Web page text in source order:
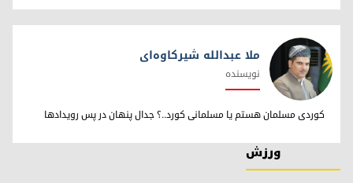
ملا عبدالله شیرکاوه‌ای
ملا عبدالله شیرکاوه‌ای
نویسنده
کوردی مسلمان هستم یا مسلمانی کورد..؟ جدال پنهان در پس رویدادها
ورزش